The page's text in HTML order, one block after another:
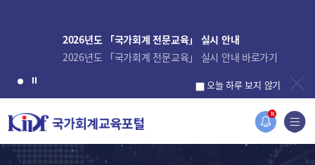
N
2026년도 「국가회계 전문교육」 실시 안내
2026년도 「국가회계 전문교육」 실시 안내 바로가기
오늘 하루 보지 않기